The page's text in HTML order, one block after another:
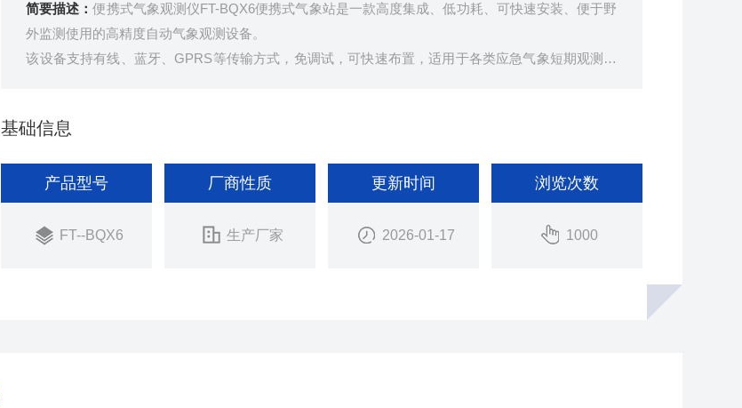
简要描述：便携式气象观测仪FT-BQX6便携式气象站是一款高度集成、低功耗、可快速安装、便于野
外监测使用的高精度自动气象观测设备。
该设备支持有线、蓝牙、GPRS等传输方式，免调试，可快速布置，适用于各类应急气象短期观测、
基础信息
产品型号
FT--BQX6
厂商性质
生产厂家
更新时间
2026-01-17
浏览次数
1000